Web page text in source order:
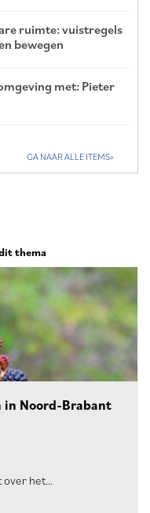
ruimte: vuistregels
bewegen
met: Pieter
GA NAAR ALLE ITEMS
thema
in Noord-Brabant
over het…